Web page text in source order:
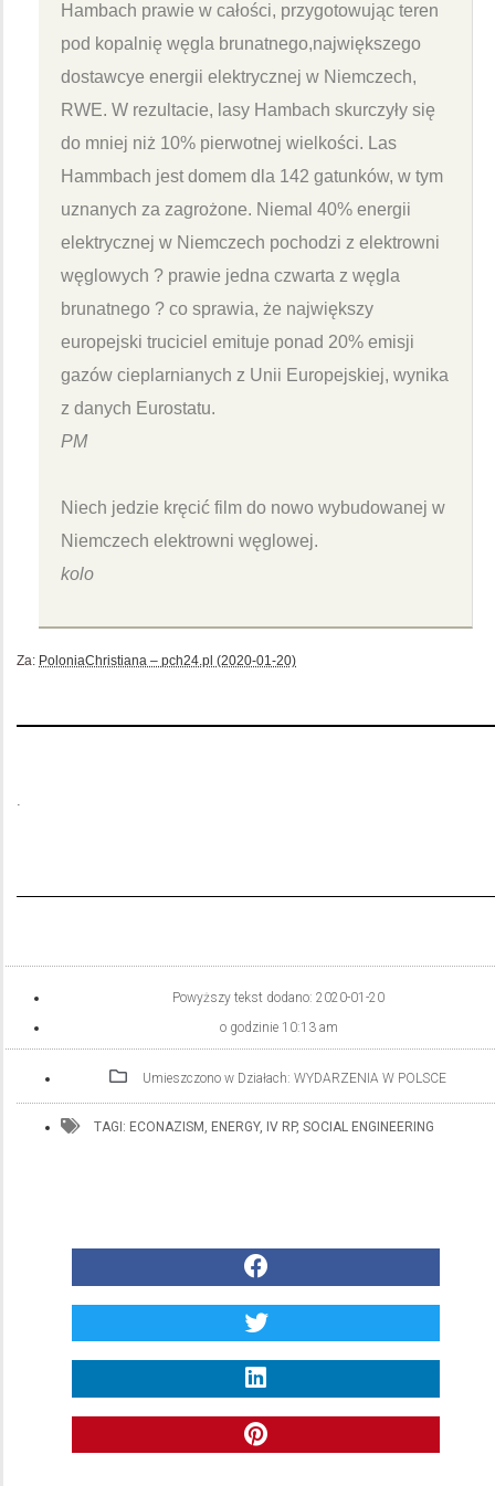
Hambach prawie w całości, przygotowując teren
pod kopalnię węgla brunatnego,największego
dostawcye energii elektrycznej w Niemczech,
RWE. W rezultacie, lasy Hambach skurczyły się
do mniej niż 10% pierwotnej wielkości. Las
Hammbach jest domem dla 142 gatunków, w tym
uznanych za zagrożone. Niemal 40% energii
elektrycznej w Niemczech pochodzi z elektrowni
węglowych ? prawie jedna czwarta z węgla
brunatnego ? co sprawia, że największy
europejski truciciel emituje ponad 20% emisji
gazów cieplarnianych z Unii Europejskiej, wynika
z danych Eurostatu.
PM
Niech jedzie kręcić film do nowo wybudowanej w
Niemczech elektrowni węglowej.
kolo
Za: PoloniaChristiana – pch24.pl (2020-01-20)
Powyższy tekst dodano: 2020-01-20
o godzinie 10:13 am
Umieszczono w Działach: WYDARZENIA W POLSCE
TAGI: ECONAZISM , ENERGY, IV RP, SOCIAL ENGINEERING